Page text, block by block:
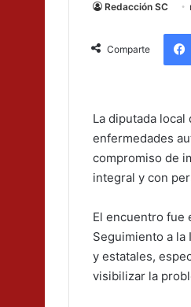
Redacción SC
Comparte
La diputada
enfermedades
compromiso de
integral y con
El encuentro fue
Seguimiento a
y estatales,
visibilizar la